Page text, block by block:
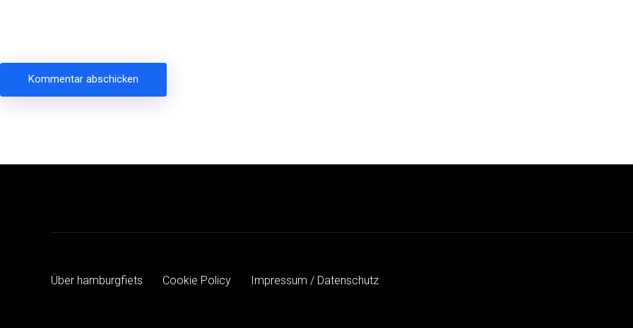
Über hamburgfiets Cookie Policy Impressum / Datenschutz